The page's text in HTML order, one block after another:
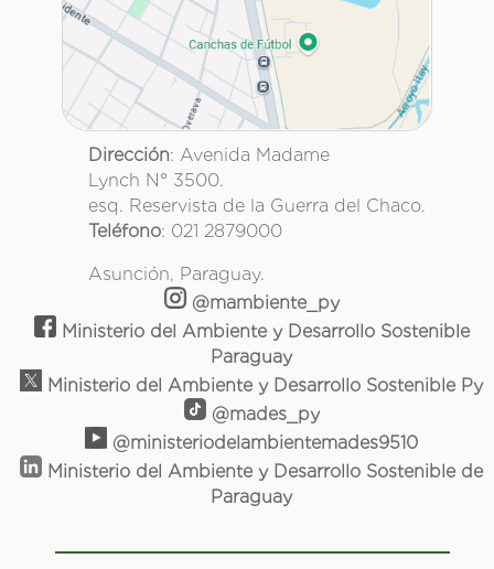
Dirección: Avenida Madame
Lynch N° 3500.
esq. Reservista de la Guerra del Chaco.
Teléfono: 021 2879000
Asunción, Paraguay.
@mambiente_py
Ministerio del Ambiente y Desarrollo Sostenible
Paraguay
Ministerio del Ambiente y Desarrollo Sostenible Py
@mades_py
@ministeriodelambientemades9510
Ministerio del Ambiente y Desarrollo Sostenible de
Paraguay